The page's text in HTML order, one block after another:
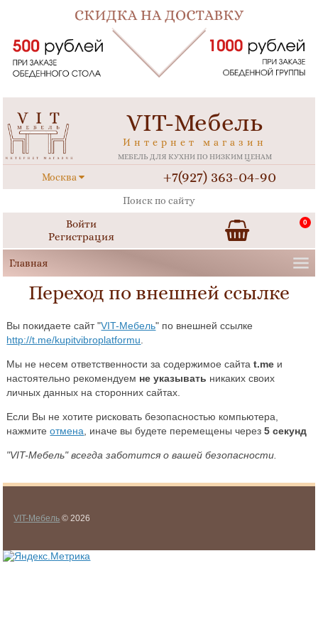
VIT-Мебель
Интернет магазин
МЕБЕЛЬ ДЛЯ КУХНИ ПО НИЗКИМ ЦЕНАМ
Москва +7(927) 363-04-90
Войти
Регистрация
0
Переход по внешней ссылке
Вы покидаете сайт "VIT-Мебель" по внешней ссылке
http://t.me/kupitvibroplatformu
Мы не несем ответственности за содержимое сайтаt.me и
настоятельно рекомендуем не указывать никаких своих
личных данных на сторонних сайтах.
Если Вы не хотите рисковать безопасностью компьютера,
нажмитеотмена , иначе вы будете перемещены через5 секунд
"VIT-Мебель" всегда заботится о вашей безопасности.
VIT-Мебель © 2026